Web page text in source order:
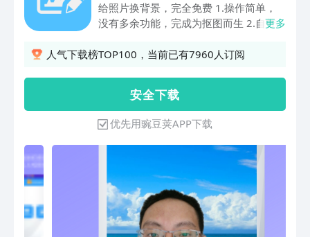
给照片换背景，完全免费 1.操作简单，
没有多余功能，完成为抠图而生 2.自带
外景观和海边），也支持自定义背景 3.
净自然 5.换好背景的照片可一键发送到
微信和快手
更多
人气下载榜TOP100，当前已有7960人订阅
安 全 下 载
优先用豌豆荚APP下载